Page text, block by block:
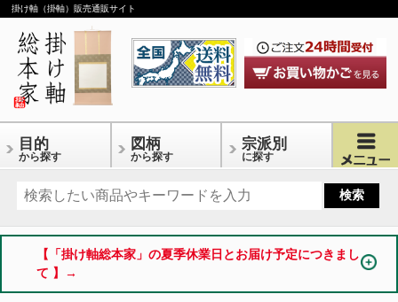
掛け軸（掛軸）販売通販サイト
目的
から探す
図柄
から探す
宗派別
に探す
【「掛け軸総本家」の夏季休業日とお届け予定につきまし
て 】→